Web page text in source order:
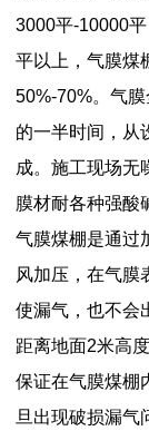
3000平-10000
平以上，气膜煤
50%-70%。气
的一半时间，从
成。施工现场无
膜材耐各种强酸
气膜煤棚是通过
风加压，在气膜
使漏气，也不会
距离地面2米高
保证在气膜煤棚
旦出现破损漏气